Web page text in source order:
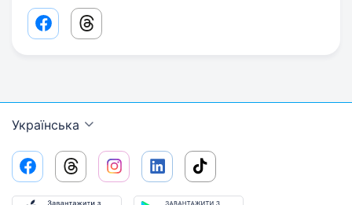
Facebook share link
Threads share link
Українська